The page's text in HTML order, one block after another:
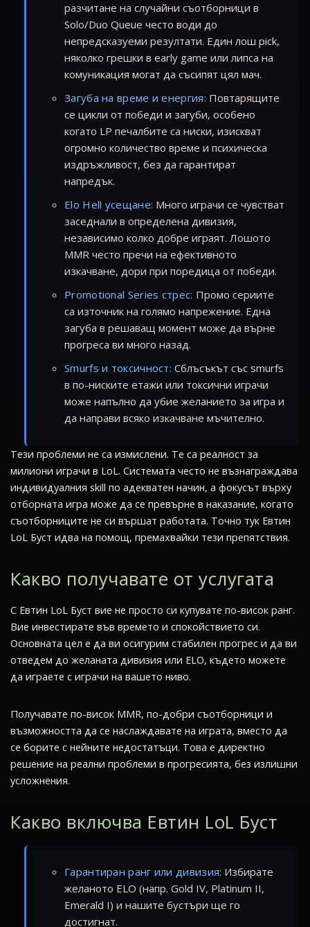
разчитане на случайни съотборници в
Solo/Duo Queue често води до
непредсказуеми резултати. Един лош pick,
няколко грешки в early game или липса на
комуникация могат да съсипят цял мач.
Загуба на време и енергия: Повтарящите
се цикли от победи и загуби, особено
когато LP печалбите са ниски, изискват
огромно количество време и психическа
издръжливост, без да гарантират
напредък.
Elo Hell усещане: Много играчи се чувстват
заседнали в определена дивизия,
независимо колко добре играят. Лошото
MMR често пречи на ефективното
изкачване, дори при поредица от победи.
Promotional Series стрес: Промо сериите
са източник на голямо напрежение. Една
загуба в решаващ момент може да върне
прогреса ви много назад.
Smurfs и токсичност: Сблъсъкът със smurfs
в по-ниските етажи или токсични играчи
може напълно да убие желанието за игра и
да направи всяко изкачване мъчително.
Тези проблеми не са измислени. Те са реалност за
милиони играчи в LoL. Системата често не възнаграждава
индивидуалния skill по адекватен начин, а фокусът върху
отборната игра може да се превърне в наказание, когато
съотборниците не си вършат работата. Точно тук Евтин
LoL Буст идва на помощ, премахвайки тези препятствия.
Какво получавате от услугата
С Евтин LoL Буст вие не просто си купувате по-висок ранг.
Вие инвестирате във времето и спокойствието си.
Основната цел е да ви осигурим стабилен прогрес и да ви
отведем до желаната дивизия или ELO, където можете
да играете с играчи на вашето ниво.
Получавате по-висок MMR, по-добри съотборници и
възможността да се наслаждавате на играта, вместо да
се борите с нейните недостатъци. Това е директно
решение на реални проблеми в прогресията, без излишни
усложнения.
Какво включва Евтин LoL Буст
Гарантиран ранг или дивизия: Избирате
желаното ELO (напр. Gold IV, Platinum II,
Emerald I) и нашите бустъри ще го
достигнат.